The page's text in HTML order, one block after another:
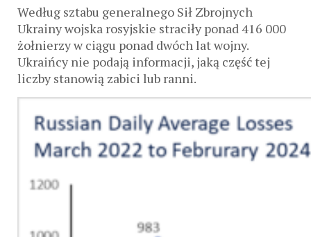
Według sztabu generalnego Sił Zbrojnych
Ukrainy wojska rosyjskie straciły ponad 416 000
żołnierzy w ciągu ponad dwóch lat wojny.
Ukraińcy nie podają informacji, jaką część tej
liczby stanowią zabici lub ranni.